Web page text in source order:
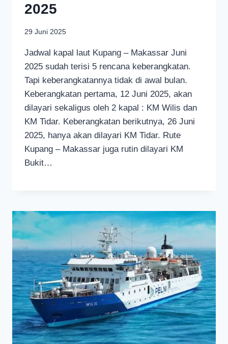
2025
29 Juni 2025
Jadwal kapal laut Kupang – Makassar Juni
2025 sudah terisi 5 rencana keberangkatan.
Tapi keberangkatannya tidak di awal bulan.
Keberangkatan pertama, 12 Juni 2025, akan
dilayari sekaligus oleh 2 kapal : KM Wilis dan
KM Tidar. Keberangkatan berikutnya, 26 Juni
2025, hanya akan dilayari KM Tidar. Rute
Kupang – Makassar juga rutin dilayari KM
Bukit…